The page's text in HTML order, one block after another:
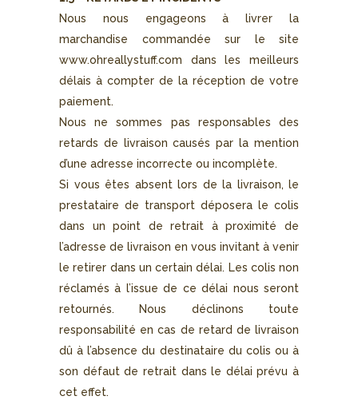
Nous nous engageons à livrer la
marchandise commandée sur le site
www.ohreallystuff.com dans les meilleurs
délais à compter de la réception de votre
paiement.
Nous ne sommes pas responsables des
retards de livraison causés par la mention
d’une adresse incorrecte ou incomplète.
Si vous êtes absent lors de la livraison, le
prestataire de transport déposera le colis
dans un point de retrait à proximité de
l’adresse de livraison en vous invitant à venir
le retirer dans un certain délai. Les colis non
réclamés à l’issue de ce délai nous seront
retournés. Nous déclinons toute
responsabilité en cas de retard de livraison
dû à l’absence du destinataire du colis ou à
son défaut de retrait dans le délai prévu à
cet effet.